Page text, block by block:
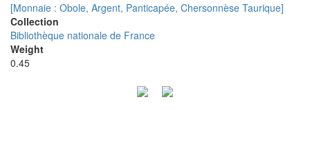
[Monnaie : Obole, Argent, Panticapée, Chersonnèse Taurique]
Collection
Bibliothèque nationale de France
Weight
0.45